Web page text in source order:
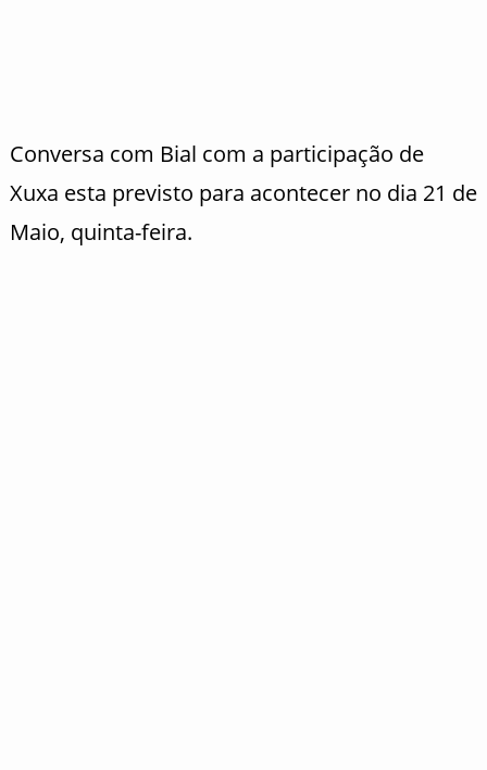
Conversa com Bial com a participação de
Xuxa esta previsto para acontecer no dia 21 de
Maio, quinta-feira.